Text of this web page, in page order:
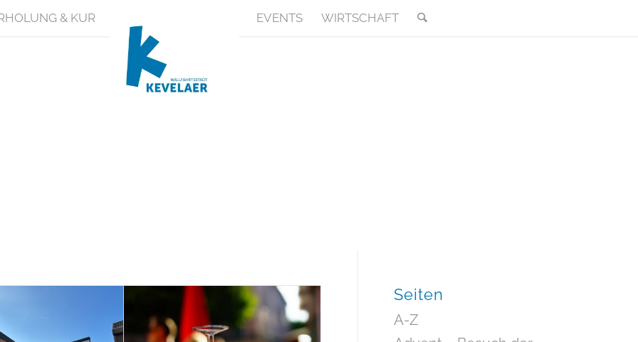
& KUR EVENTS WIRTSCHAFT
Seiten
A-Z